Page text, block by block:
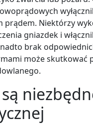
prądem. Niektórzy
gniazdek i
brak
może